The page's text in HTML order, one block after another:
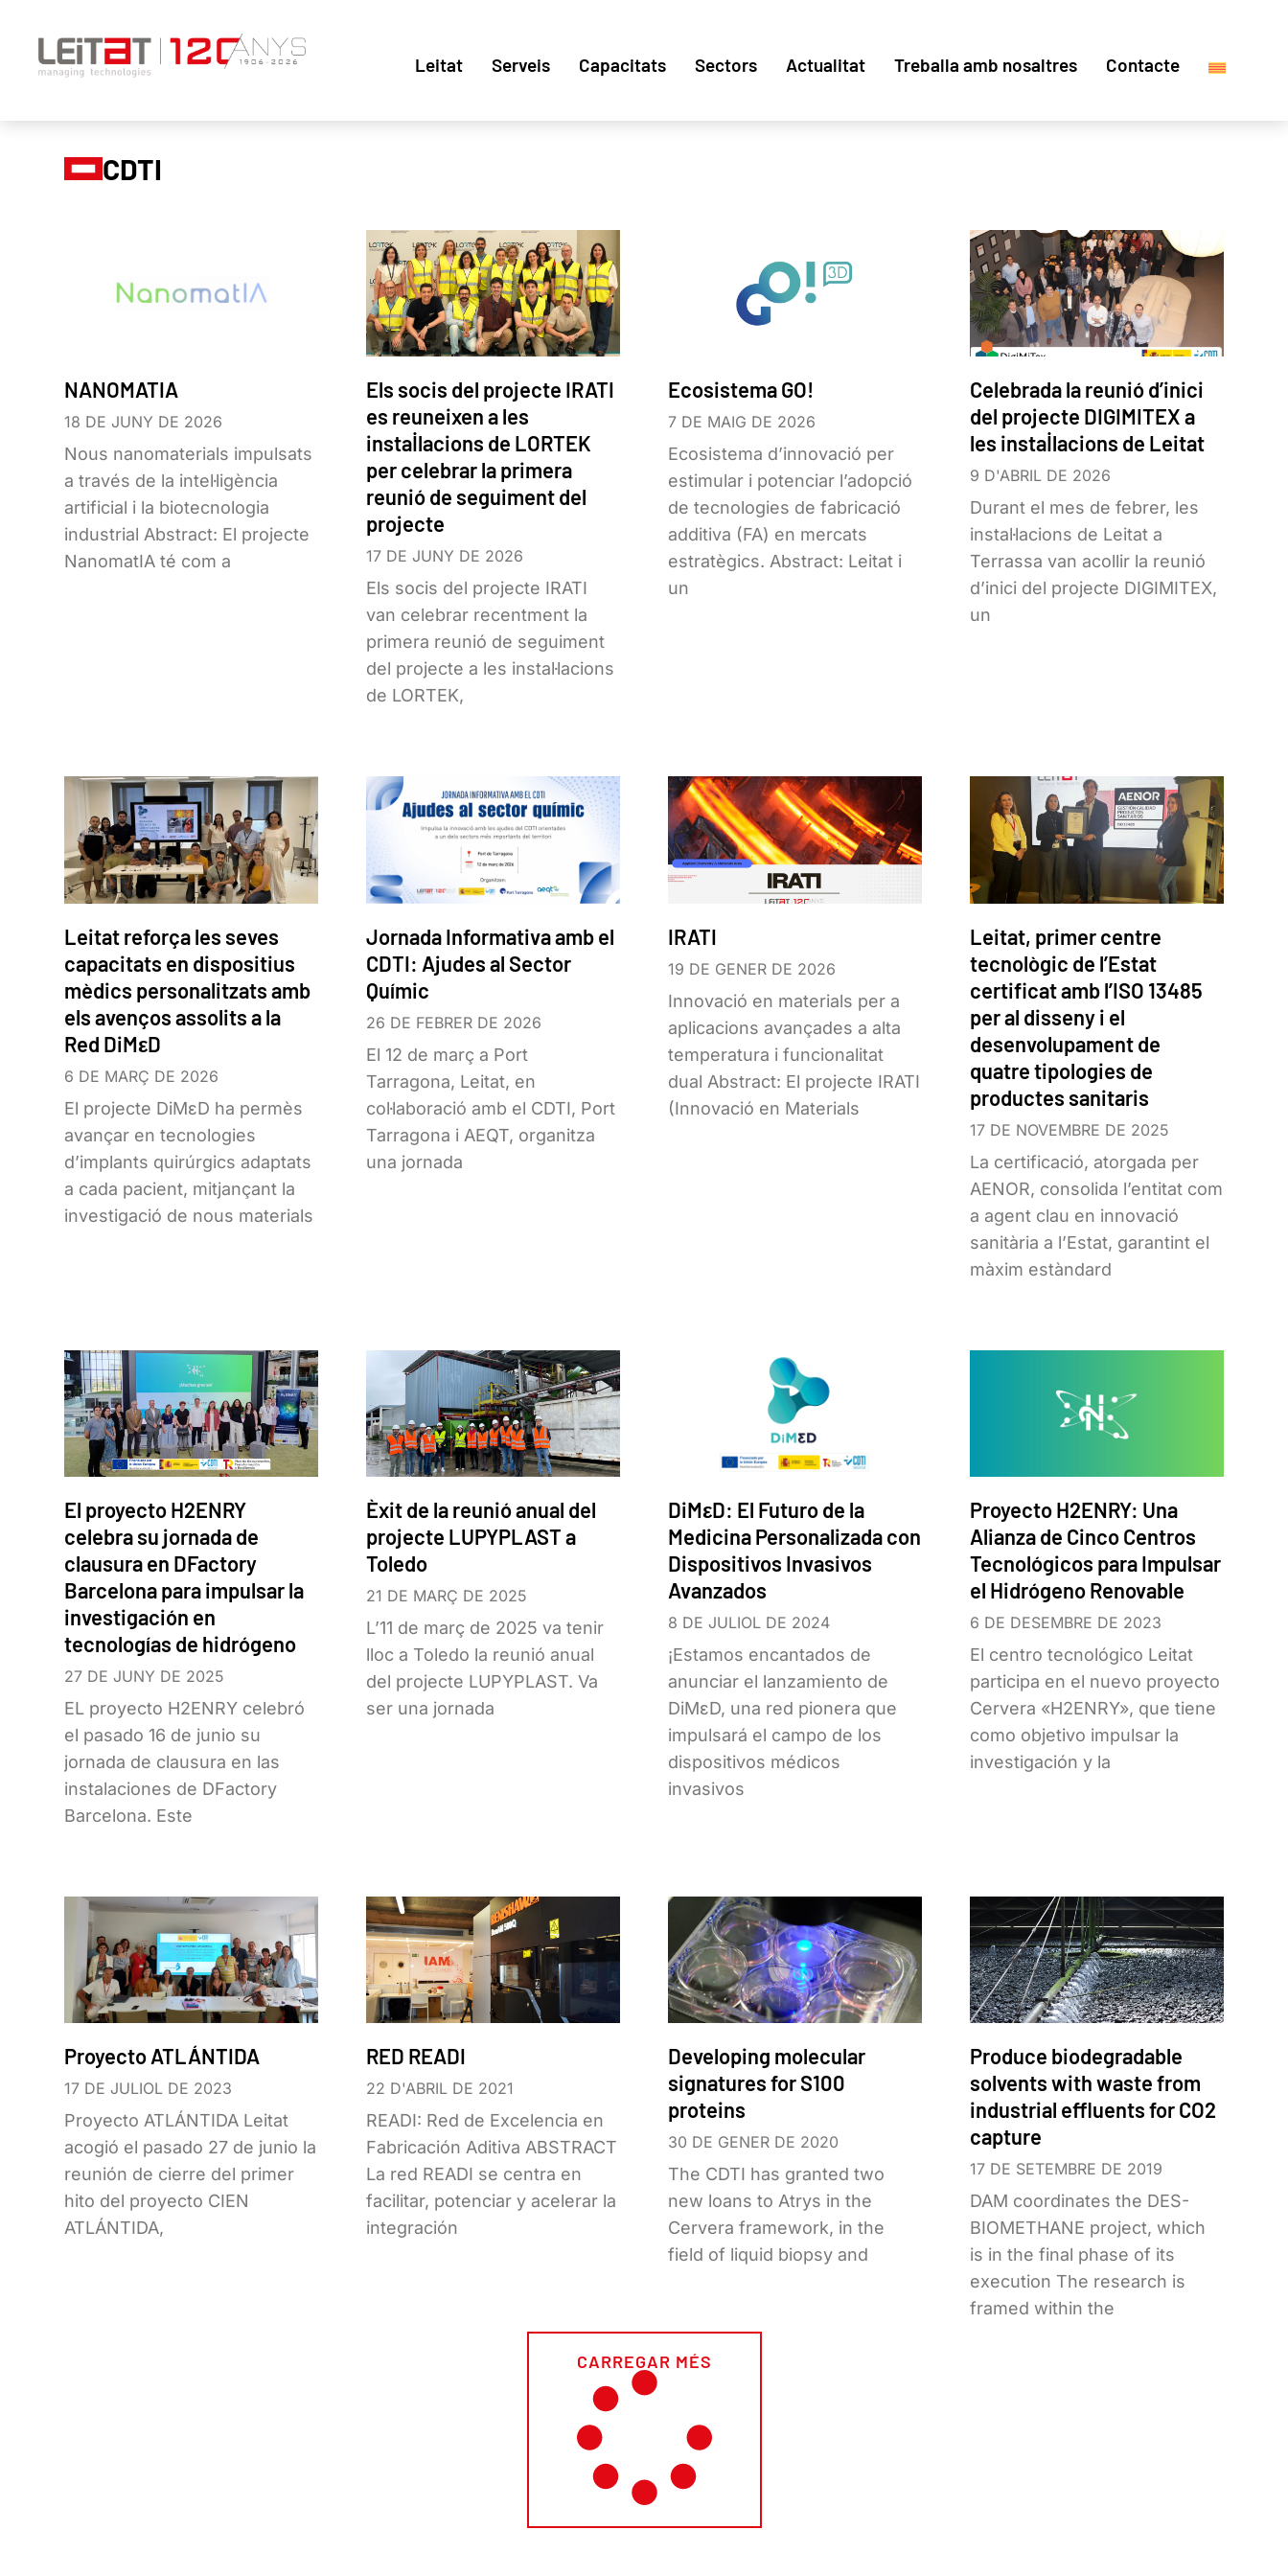
Leitat Serveis Capacitats Sectors Actualitat Treballa amb nosaltres Contacte
CDTI
NANOMATIA
18 DE JUNY DE 2026
Nous nanomaterials impulsats
a través de la intel·ligència
artificial i la biotecnologia
industrial Abstract: El projecte
NanomatIA té com a
Els socis del projecte IRATI
es reuneixen a les
instal·lacions de LORTEK
per celebrar la primera
reunió de seguiment del
projecte
17 DE JUNY DE 2026
Els socis del projecte IRATI
van celebrar recentment la
primera reunió de seguiment
del projecte a les instal·lacions
de LORTEK,
Ecosistema GO!
7 DE MAIG DE 2026
Ecosistema d’innovació per
estimular i potenciar l’adopció
de tecnologies de fabricació
additiva (FA) en mercats
estratègics. Abstract: Leitat i
un
Celebrada la reunió d’inici
del projecte DIGIMITEX a
les instal·lacions de Leitat
9 D'ABRIL DE 2026
Durant el mes de febrer, les
instal·lacions de Leitat a
Terrassa van acollir la reunió
d’inici del projecte DIGIMITEX,
un
Leitat reforça les seves
capacitats en dispositius
mèdics personalitzats amb
els avenços assolits a la
Red DiMεD
6 DE MARÇ DE 2026
El projecte DiMεD ha permès
avançar en tecnologies
d’implants quirúrgics adaptats
a cada pacient, mitjançant la
investigació de nous materials
Jornada Informativa amb el
CDTI: Ajudes al Sector
Químic
26 DE FEBRER DE 2026
El 12 de març a Port
Tarragona, Leitat, en
col·laboració amb el CDTI, Port
Tarragona i AEQT, organitza
una jornada
IRATI
19 DE GENER DE 2026
Innovació en materials per a
aplicacions avançades a alta
temperatura i funcionalitat
dual Abstract: El projecte IRATI
(Innovació en Materials
Leitat, primer centre
tecnològic de l’Estat
certificat amb l’ISO 13485
per al disseny i el
desenvolupament de
quatre tipologies de
productes sanitaris
17 DE NOVEMBRE DE 2025
La certificació, atorgada per
AENOR, consolida l’entitat com
a agent clau en innovació
sanitària a l’Estat, garantint el
màxim estàndard
El proyecto H2ENRY
celebra su jornada de
clausura en DFactory
Barcelona para impulsar la
investigación en
tecnologías de hidrógeno
27 DE JUNY DE 2025
EL proyecto H2ENRY celebró
el pasado 16 de junio su
jornada de clausura en las
instalaciones de DFactory
Barcelona. Este
Èxit de la reunió anual del
projecte LUPYPLAST a
Toledo
21 DE MARÇ DE 2025
L’11 de març de 2025 va tenir
lloc a Toledo la reunió anual
del projecte LUPYPLAST. Va
ser una jornada
DiMεD: El Futuro de la
Medicina Personalizada con
Dispositivos Invasivos
Avanzados
8 DE JULIOL DE 2024
¡Estamos encantados de
anunciar el lanzamiento de
DiMεD, una red pionera que
impulsará el campo de los
dispositivos médicos
invasivos
Proyecto H2ENRY: Una
Alianza de Cinco Centros
Tecnológicos para Impulsar
el Hidrógeno Renovable
6 DE DESEMBRE DE 2023
El centro tecnológico Leitat
participa en el nuevo proyecto
Cervera «H2ENRY», que tiene
como objetivo impulsar la
investigación y la
Proyecto ATLÁNTIDA
17 DE JULIOL DE 2023
Proyecto ATLÁNTIDA Leitat
acogió el pasado 27 de junio la
reunión de cierre del primer
hito del proyecto CIEN
ATLÁNTIDA,
RED READI
22 D'ABRIL DE 2021
READI: Red de Excelencia en
Fabricación Aditiva ABSTRACT
La red READI se centra en
facilitar, potenciar y acelerar la
integración
Developing molecular
signatures for S100
proteins
30 DE GENER DE 2020
The CDTI has granted two
new loans to Atrys in the
Cervera framework, in the
field of liquid biopsy and
Produce biodegradable
solvents with waste from
industrial effluents for CO2
capture
17 DE SETEMBRE DE 2019
DAM coordinates the DES-
BIOMETHANE project, which
is in the final phase of its
execution The research is
framed within the
CARREGAR MÉS